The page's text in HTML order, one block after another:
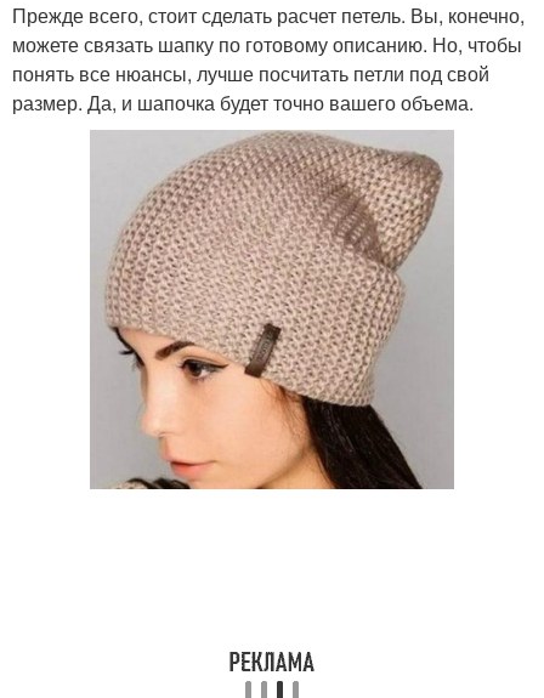
Прежде всего, стоит сделать расчет петель. Вы, конечно,
можете связать шапку по готовому описанию. Но, чтобы
понять все нюансы, лучше посчитать петли под свой
размер. Да, и шапочка будет точно вашего объема.